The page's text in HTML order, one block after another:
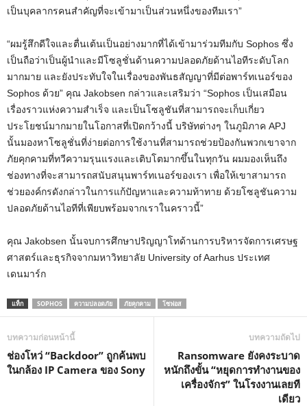
เป็นบุคลากรคนสำคัญที่จะเข้ามาเป็นส่วนหนึ่งของทีมเรา”
“ผมรู้สึกดีใจและตื่นเต้นเป็นอย่างมากที่ได้เข้ามาร่วมทีมกับ Sophos ซึ่ง
เป็นถือว่าเป็นผู้นำและมีโซลูชั่นด้านความปลอดภัยด้านไอทีระดับโลก
มากมาย และยังประทับใจในเรื่องของพันธสัญญาที่มีต่อพาร์ทเนอร์ของ
Sophos ด้วย” คุณ Jakobsen กล่าวและเสริมว่า “Sophos เป็นเสมือน
เรื่องราวแห่งความสำเร็จ และเป็นโซลูชันที่สามารถจะเก็บเกี่ยว
ประโยชน์มากมายในโอกาสที่เปิดกว้างนี้ บริษัทต่างๆ ในภูมิภาค APJ
นั้นมองหาโซลูชั่นที่ง่ายต่อการใช้งานที่สามารถช่วยป้องกันพวกเขาจาก
ภัยคุกคามที่ทวีความรุนแรงและเติบโตมากขึ้นในทุกวัน ผมมองเห็นถึง
ช่องทางที่จะสามารถสนับสนุนพาร์ทเนอร์ของเรา เพื่อให้เขาสามารถ
ช่วยองค์กรดังกล่าวในการแก้ปัญหาและความท้าทาย ด้วยโซลูชันความ
ปลอดภัยด้านไอทีที่เพียบพร้อมจากเราในคราวนี้”
คุณ Jakobsen นั้นจบการศึกษาปริญญาโทด้านการบริหารจัดการเศรษฐ
ศาสตร์และธุรกิจจากมหาวิทยาลัย University of Aarhus ประเทศ
เดนมาร์ก
แท็ก SOPHOS ความปลอดภัย ภัยคุกคาม โซฟอส
บทความก่อนหน้านี้
ช่องโหว่ “Backdoor” ถูกค้นพบ
ในกล้อง IP Camera ของ Sony
บทความถัดไป
Ransomware ยังคงระบาด
หนักถึงขั้น “หยุดการทำงานของ
เครื่องจักร” ในโรงงานเลยที
เดียว